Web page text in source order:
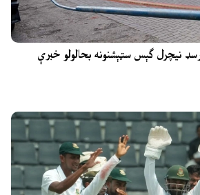
نیچرل ګېس سټېشنونه بحالولو خبرې